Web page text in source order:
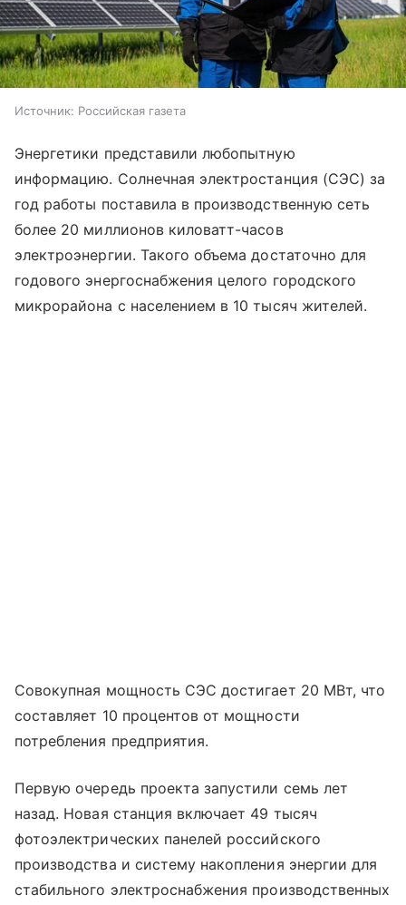
Источник: Российская газета
Энергетики представили любопытную
информацию. Солнечная электростанция (СЭС) за
год работы поставила в производственную сеть
более 20 миллионов киловатт-часов
электроэнергии. Такого объема достаточно для
годового энергоснабжения целого городского
микрорайона с населением в 10 тысяч жителей.
Совокупная мощность СЭС достигает 20 МВт, что
составляет 10 процентов от мощности
потребления предприятия.
Первую очередь проекта запустили семь лет
назад. Новая станция включает 49 тысяч
фотоэлектрических панелей российского
производства и систему накопления энергии для
стабильного электроснабжения производственных